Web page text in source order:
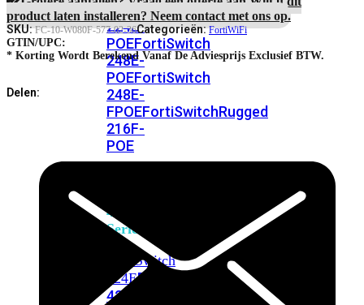
224E
Fortiswitch
224E-
POEFortiSwitch
248E-
POEFortiSwitch
248E-
FPOEFortiSwitchRugged
216F-
POE
400
Series
FortiSwitch
424EFortiSwitch
424E-
Prevention
Service
aantal
product laten installeren? Neem contact met ons op.
SKU:FC-10-W080F-577-02-36Categorieën:FortiWiFi
GTIN/UPC:
* Korting Wordt Berekend Vanaf De Adviesprijs Exclusief BTW.
Delen: